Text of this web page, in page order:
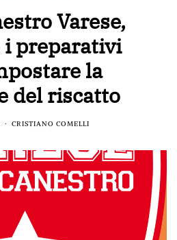
Varese,
i preparativi
la
del riscatto
CRISTIANO COMELLI